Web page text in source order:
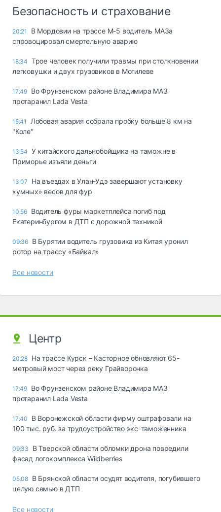
Безопасность и страхование
20:21
В Мордовии на трассе М-5 водитель МАЗа
спровоцировал смертельную аварию
18:34 Трое человек получили травмы при столкновении
легковушки и двух грузовиков в Могилеве
17:49 Во Фрунзенском районе Владимира МАЗ
протаранил Lada Vesta
15:41
Лобовая авария собрала пробку больше 8 км на
"Коле"
13:54 У китайского дальнобойщика на таможне в
Приморье изъяли деньги
13:07
Ha въeздax в Улaн-Удэ зaвepшaют ycтaнoвкy
«yмныx» вecoв для фyp
10:56 Водитель фуры маркетплейса погиб под
Екатеринбургом в ДТП с дорожной техникой
09:36 В Бурятии водитель грузовика из Китая уронил
ротор на трассу «Байкал»
Все новости
Центр
20:28 На трассе Курск – Касторное обновляют 65-
метровый мост через реку Грайворонка
17:49 Во Фрунзенском районе Владимира МАЗ
протаранил Lada Vesta
17:40
В Воронежской области фирму оштрафовали на
100 тыс. руб. за трудоустройство экс-таможенника
09:33
В Тверской области обломки дрона повредили
фасад логокомплекса Wildberries
05.08 В Брянской области осудят водителя, погубившего
целую семью в ДТП
Все новости